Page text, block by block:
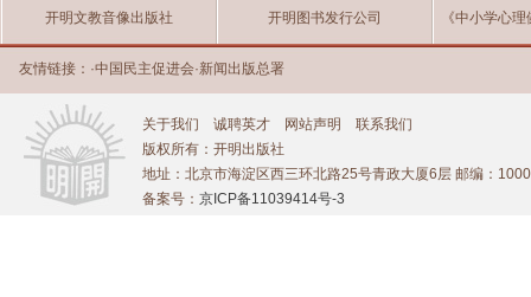
开明文教音像出版社 开明图书发行公司 《中小学心
友情链接： ·中国民主促进会·新闻出版总署
关于我们 诚聘英才 网站声明
联系我们
版权所有：开明出版社
地址：北京市海淀区西三环北路25号青政大厦6层 邮编：
备案号： 京ICP备11039414号-3